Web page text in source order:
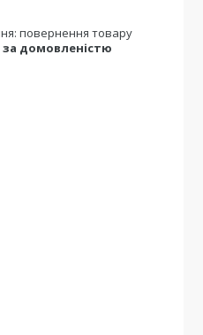
повернення товару
за домовленістю